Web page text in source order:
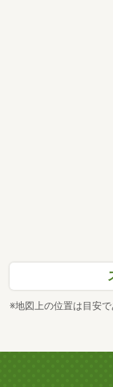
※地図上の位置は目安